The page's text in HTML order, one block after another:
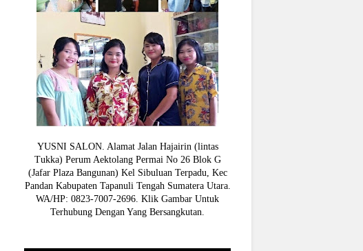
YUSNI SALON. Alamat Jalan Hajairin (lintas
Tukka) Perum Aektolang Permai No 26 Blok G
(Jafar Plaza Bangunan) Kel Sibuluan Terpadu, Kec
Pandan Kabupaten Tapanuli Tengah Sumatera Utara.
WA/HP: 0823-7007-2696. Klik Gambar Untuk
Terhubung Dengan Yang Bersangkutan.